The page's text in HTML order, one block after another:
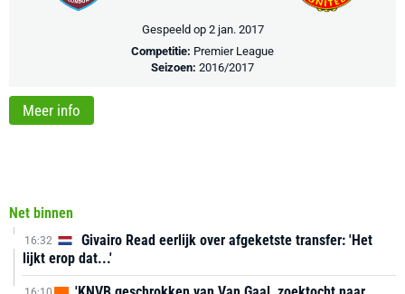
Net binnen
16:32
Givairo Read eerlijk over afgeketste transfer: 'Het
lijkt erop dat...'
Gespeeld op 2 jan. 2017
Competitie: Premier League
Seizoen: 2016/2017
Meer info